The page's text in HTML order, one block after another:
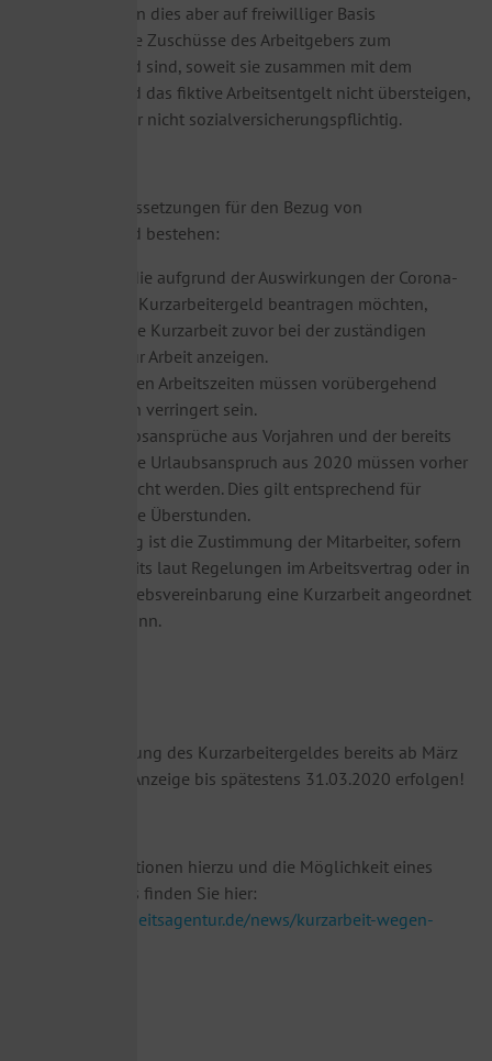
verpflichtet, kann dies aber auf freiwilliger Basis
übernehmen. Die Zuschüsse des Arbeitgebers zum
Kurzarbeitergeld sind, soweit sie zusammen mit dem
Kurzarbeitergeld das fiktive Arbeitsentgelt nicht übersteigen,
lohnsteuer-, aber nicht sozialversicherungspflichtig.
Folgende Voraussetzungen für den Bezug von
Kurzarbeitergeld bestehen:
Betriebe, die aufgrund der Auswirkungen der Corona-
Pandemie Kurzarbeitergeld beantragen möchten,
müssen die Kurzarbeit zuvor bei der zuständigen
Agentur für Arbeit anzeigen.
Die üblichen Arbeitszeiten müssen vorübergehend
wesentlich verringert sein.
Resturlaubsansprüche aus Vorjahren und der bereits
aufgebaute Urlaubsanspruch aus 2020 müssen vorher
aufgebraucht werden. Dies gilt entsprechend für
aufgebaute Überstunden.
Notwendig ist die Zustimmung der Mitarbeiter, sofern
nicht bereits laut Regelungen im Arbeitsvertrag oder in
einer Betriebsvereinbarung eine Kurzarbeit angeordnet
werden kann.
Für die Anwendung des Kurzarbeitergeldes bereits ab März
2020 muss die Anzeige bis spätestens 31.03.2020 erfolgen!
Weitere Informationen hierzu und die Möglichkeit eines
Online-Antrages finden Sie hier:
https://www.arbeitsagentur.de/news/kurzarbeit-wegen-